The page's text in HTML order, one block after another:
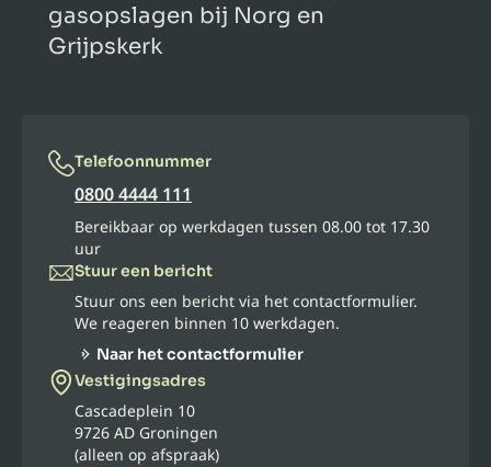
gasopslagen bij Norg en
Grijpskerk
Telefoonnummer
0800 4444 111
Bereikbaar op werkdagen tussen 08.00 tot 17.30
uur
Stuur een bericht
Stuur ons een bericht via het contactformulier.
We reageren binnen 10 werkdagen.
Naar het contactformulier
Vestigingsadres
Cascadeplein 10
9726 AD Groningen
(alleen op afspraak)